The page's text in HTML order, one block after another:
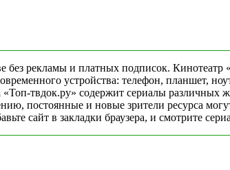
рекламы и платных подписок.
устройства: телефон, планшет,
твдок.ру» содержит сериалы
постоянные и новые зрители ресурса
сайт в закладки браузера, и смотрите